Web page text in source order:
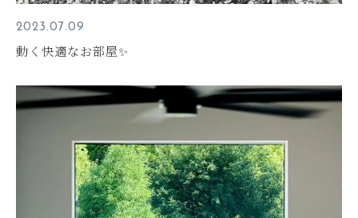
2023.07.09
動く快適なお部屋✨